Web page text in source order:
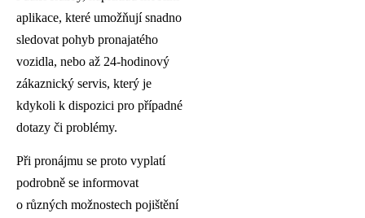
aplikace, které umožňují snadno
sledovat pohyb pronajatého
vozidla, nebo až 24-hodinový
zákaznický servis, který je
kdykoli k dispozici pro případné
dotazy či problémy.
Při pronájmu se proto vyplatí
podrobně se informovat
o různých možnostech pojištění